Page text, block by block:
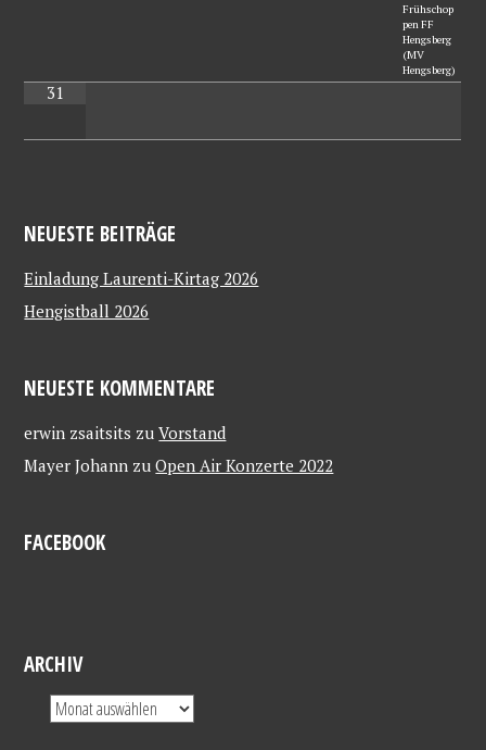
Frühschop
pen FF
Hengsberg
(MV
Hengsberg)
31
NEUESTE BEITRÄGE
Einladung Laurenti-Kirtag 2026
Hengistball 2026
NEUESTE KOMMENTARE
erwin zsaitsits zuVorstand
Mayer Johann zuOpen Air Konzerte 2022
FACEBOOK
ARCHIV